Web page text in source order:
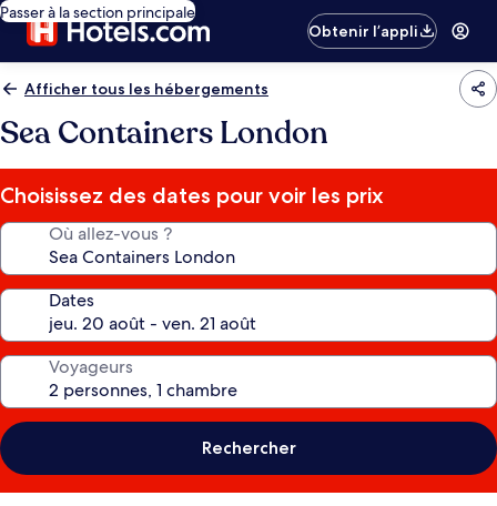
Passer à la section principale
Obtenir l’appli
Afficher tous les hébergements
Sea Containers London
Choisissez des dates pour voir les prix
Où allez-vous ?
Dates
Voyageurs
Rechercher